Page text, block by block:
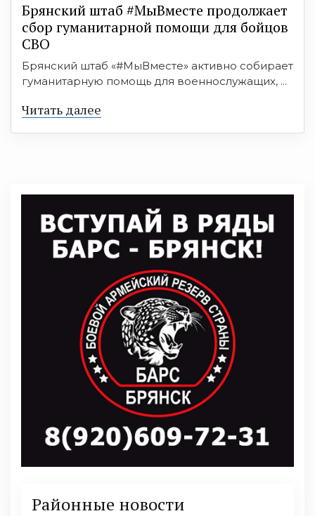
Брянский штаб #МыВместе продолжает
сбор гуманитарной помощи для бойцов
СВО
Брянский штаб «#МыВместе» активно собирает
гуманитарную помощь для военнослужащих, ...
Читать далее
Районные новости